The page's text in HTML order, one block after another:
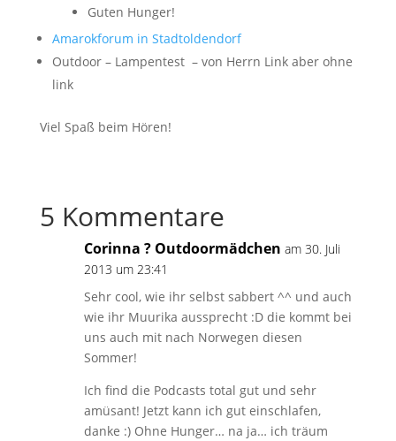
Guten Hunger!
Amarokforum in Stadtoldendorf
Outdoor – Lampentest – von Herrn Link aber ohne
link
Viel Spaß beim Hören!
5 Kommentare
Corinna ? Outdoormädchen am 30. Juli
2013 um 23:41
Sehr cool, wie ihr selbst sabbert ^^ und auch
wie ihr Muurika aussprecht :D die kommt bei
uns auch mit nach Norwegen diesen
Sommer!
Ich find die Podcasts total gut und sehr
amüsant! Jetzt kann ich gut einschlafen,
danke :) Ohne Hunger… na ja… ich träum